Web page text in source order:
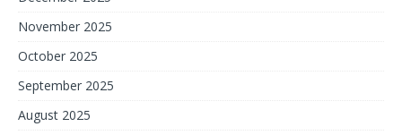
November 2025
October 2025
September 2025
August 2025